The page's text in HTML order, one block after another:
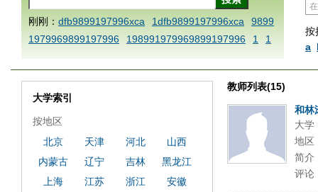
按
a
刚刚： dfb9899197996xca 1dfb9899197996xca
9899
1979969899197996
198991979969899197996 1
1
AAABBBCCCdefine blablaenddefine dfbxyzendtemplat
1dfbmath key98991 methodmultiply operand97996x
1dfbxca12
3
1dfbzzzzzzzzbbbccccdddeeexcareplacezo
b 9899197996 xca
AAABBBCCCdefine blablaenddefin
e dfbxyzendtemplate dfbCCCBBBAAA
dfb989919
7996x
dfbabctitlexca
dfbmath key98991 methodmulti
教师列表(15)
和林
大学
地区
简介
评论
大学索引
按地区
北京
天津 河北
山西
内蒙古
辽宁 吉林
黑龙江
上海
江苏 浙江
安徽